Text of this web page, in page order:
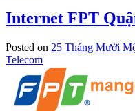
Internet FPT
Posted on 25 Tháng Mười
Telecom